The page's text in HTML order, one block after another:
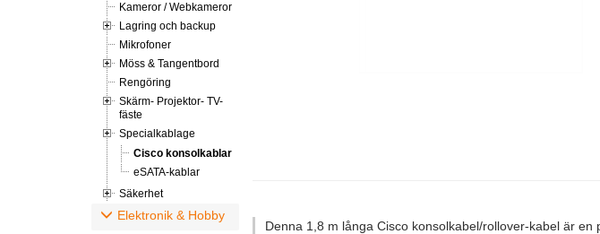
Kameror / Webkameror
Lagring och backup
Mikrofoner
Möss & Tangentbord
Rengöring
Skärm- Projektor- TV-
fäste
Specialkablage
Cisco konsolkablar
eSATA-kablar
Säkerhet
Elektronik & Hobby
Denna 1,8 m långa Cisco konsolkabel/rollover-kabel är